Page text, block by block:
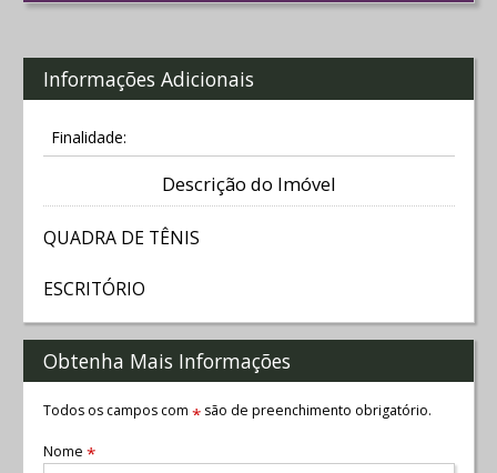
Informações Adicionais
Finalidade:
Descrição do Imóvel
QUADRA DE TÊNIS
ESCRITÓRIO
Obtenha Mais Informações
Todos os campos com *são de preenchimento obrigatório.
Nome *